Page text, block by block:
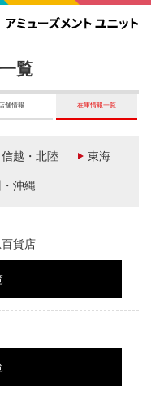
覧
店舗情報 在庫情報一覧
信越・北陸 東海
沖縄
貨店